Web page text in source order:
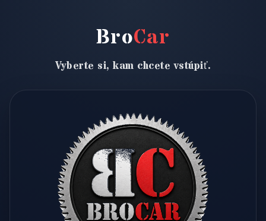
BroCar
Vyberte si, kam chcete vstúpiť.